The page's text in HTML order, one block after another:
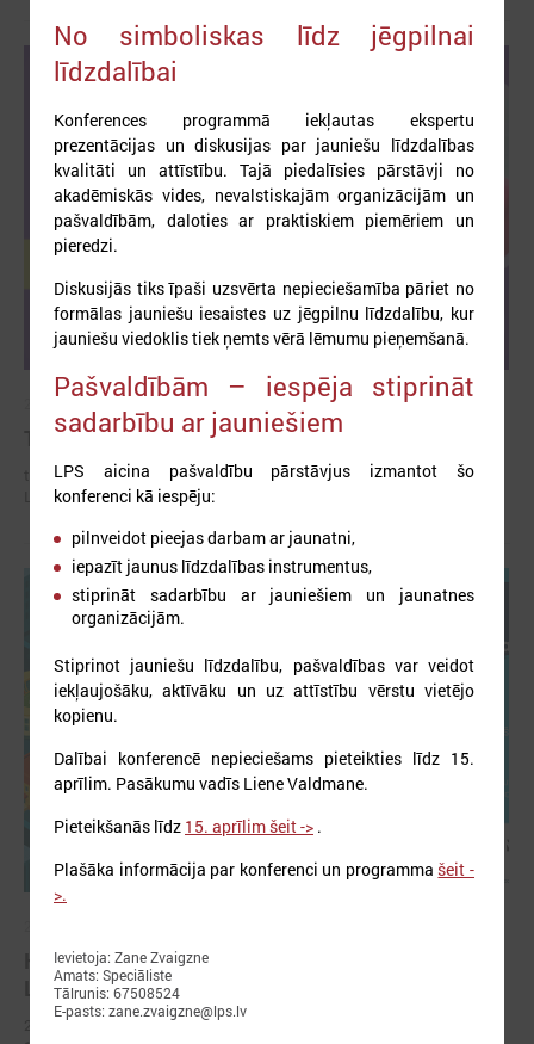
Trīs dienu piedzīvojums “Ielec Eiropas vilcienā!”
trīs dienu pasākums, kas notiks no 8. līdz 10. maijam un vedīs uz
Latvijas jauniešu galvaspilsētu – Rēzekni
KONFERENCE “PAŠVALDĪBA 16+. JAUNIEŠI.
LĪDZDALĪBA. ATTĪSTĪBA”
2026. gada 17. aprīlī Forum Cinemas notiks konference “Pašvaldība
No simboliskas līdz jēgpilnai
līdzdalībai
Konferences programmā iekļautas ekspertu
prezentācijas un diskusijas par jauniešu līdzdalības
kvalitāti un attīstību. Tajā piedalīsies pārstāvji no
akadēmiskās vides, nevalstiskajām organizācijām un
pašvaldībām, daloties ar praktiskiem piemēriem un
pieredzi.
Diskusijās tiks īpaši uzsvērta nepieciešamība pāriet no
formālas jauniešu iesaistes uz jēgpilnu līdzdalību, kur
jauniešu viedoklis tiek ņemts vērā lēmumu pieņemšanā.
Pašvaldībām – iespēja stiprināt
sadarbību ar jauniešiem
LPS aicina pašvaldību pārstāvjus izmantot šo
konferenci kā iespēju:
pilnveidot pieejas darbam ar jaunatni,
iepazīt jaunus līdzdalības instrumentus,
stiprināt sadarbību ar jauniešiem un jaunatnes
organizācijām.
Stiprinot jauniešu līdzdalību, pašvaldības var veidot
iekļaujošāku, aktīvāku un uz attīstību vērstu vietējo
kopienu.
Dalībai konferencē nepieciešams pieteikties līdz 15.
aprīlim. Pasākumu vadīs Liene Valdmane.
Pieteikšanās līdz 15. aprīlim šeit -> .
Plašāka informācija par konferenci un programma šeit -
>.
Ievietoja: Zane Zvaigzne
Amats: Speciāliste
Tālrunis: 67508524
E-pasts: zane.zvaigzne@lps.lv